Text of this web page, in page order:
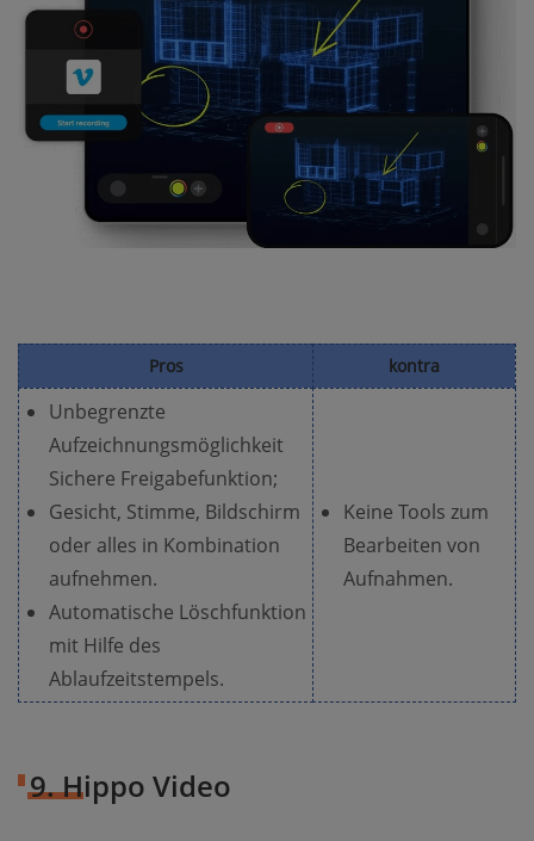
Pros kontra
Unbegrenzte
Aufzeichnungsmöglichkeit
Sichere Freigabefunktion;
Gesicht, Stimme, Bildschirm
oder alles in Kombination
aufnehmen.
Automatische Löschfunktion
mit Hilfe des
Ablaufzeitstempels.
Keine Tools zum
Bearbeiten von
Aufnahmen.
9. Hippo Video